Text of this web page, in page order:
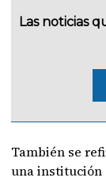
Las noticias
También se
una institución